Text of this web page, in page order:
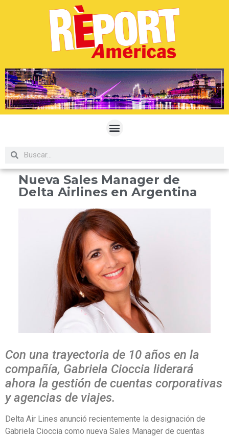
Nueva Sales Manager de
Delta Airlines en Argentina
Con una trayectoria de 10 años en la
compañía, Gabriela Cioccia liderará
ahora la gestión de cuentas corporativas
y agencias de viajes.
Delta Air Lines anunció recientemente la designación de
Gabriela Cioccia como nueva Sales Manager de cuentas